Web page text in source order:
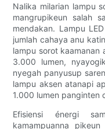
Nalika milarian lampu
mangrupikeun salah
mendakan. Lampu
jumlah cahaya anu
lampu sorot kaamanan
3.000 lumen,
nyegah panyusup
lampu aksen atanapi
1.000 lumen panginten
Efisiensi énergi
kamampuanna